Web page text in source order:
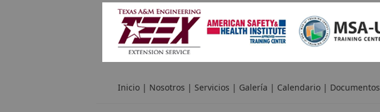
Inicio | Nosotros | Servicios | Galería | Calendario | Documentos